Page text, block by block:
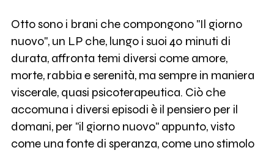
Otto sono i brani che compongono "Il giorno
nuovo", un LP che, lungo i suoi 40 minuti di
durata, affronta temi diversi come amore,
morte, rabbia e serenità, ma sempre in maniera
viscerale, quasi psicoterapeutica. Ciò che
accomuna i diversi episodi è il pensiero per il
domani, per "il giorno nuovo" appunto, visto
come una fonte di speranza, come uno stimolo